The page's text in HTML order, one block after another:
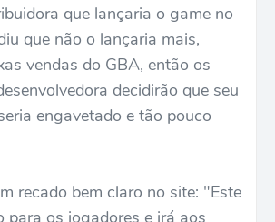
que lançaria o game no
que não o lançaria mais,
vendas do GBA, então os
decidirão que seu
engavetado e tão pouco
recado bem claro no site: "Este
para os jogadores e irá aos